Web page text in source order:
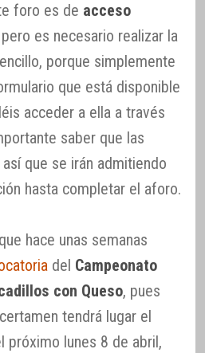
foro es de acceso
es necesario realizar la
porque simplemente
que está disponible
acceder a ella a través
saber que las
que se irán admitiendo
hasta completar el aforo.
hace unas semanas
del Campeonato
con Queso, pues
tendrá lugar el
próximo lunes 8 de abril,